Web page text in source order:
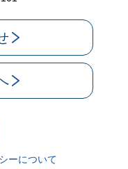
ーについて